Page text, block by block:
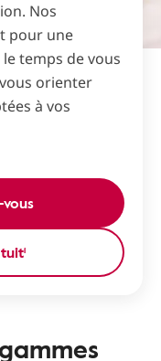
Nos
pour une
temps de vous
orienter
à vos